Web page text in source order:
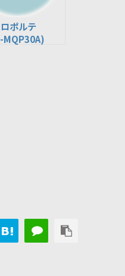
ポルテ
MQP30A)